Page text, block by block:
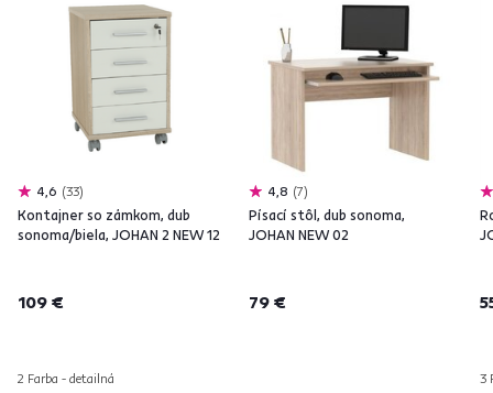
4,6 33
Kontajner so zámkom, dub
sonoma/biela, JOHAN 2 NEW 12
109 €
2 Farba - detailná
4,8 7
Písací stôl, dub sonoma,
JOHAN NEW 02
79 €
3